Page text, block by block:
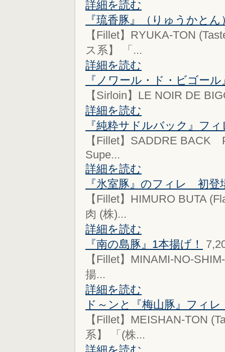
詳細を読む
『琉香豚』（りゅうかと
【Fillet】RYUKA-TON
ス系】 「...
詳細を読む
『ノワール・ド・ビゴー
【Sirloin】LE NOIR DE
詳細を読む
『純粋サドルバック』フィ
【Fillet】SADDRE BACK
Supe...
詳細を読む
『氷室豚』のフィレ 初登
【Fillet】HIMURO BUTA
肉 (株)...
詳細を読む
『南の島豚』1本揚げ！
【Fillet】MINAMI-NO-
揚...
詳細を読む
ド～ンと『梅山豚』フィ
【Fillet】MEISHAN-TON
系】 「(株...